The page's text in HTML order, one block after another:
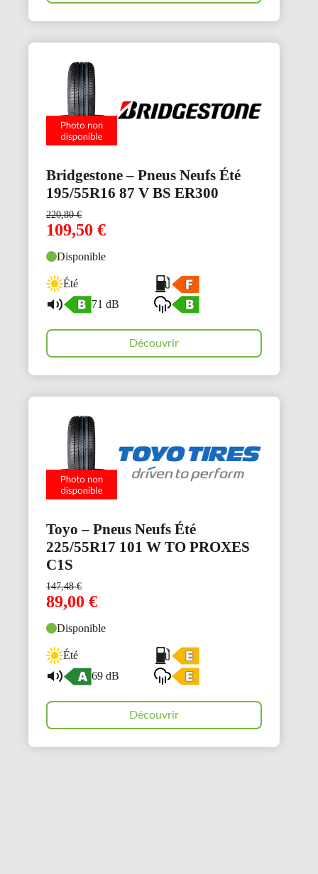
Bridgestone – Pneus Neufs Été
195/55R16 87 V BS ER300
220,80€
109,50 €
Disponible
Été
71 dB
Découvrir
Toyo – Pneus Neufs Été
225/55R17 101 W TO PROXES
C1S
147,48€
89,00 €
Disponible
Été
69 dB
Découvrir